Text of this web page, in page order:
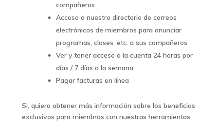
compañeros
Acceso a nuestro directorio de correos
electrónicos de miembros para anunciar
programas, clases, etc. a sus compañeros
Ver y tener acceso a la cuenta 24 horas por
días / 7 días a la semana
Pagar facturas en línea
Si, quiero obtener más información sobre los beneficios
exclusivos para miembros con nuestras herramientas